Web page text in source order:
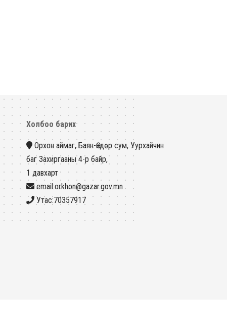
Холбоо барих
Орхон аймаг, Баян-Өндөр сум, Уурхайчин
баг Захиргааны 4-р байр,
1 давхарт
email:orkhon@gazar.gov.mn
Утас:70357917